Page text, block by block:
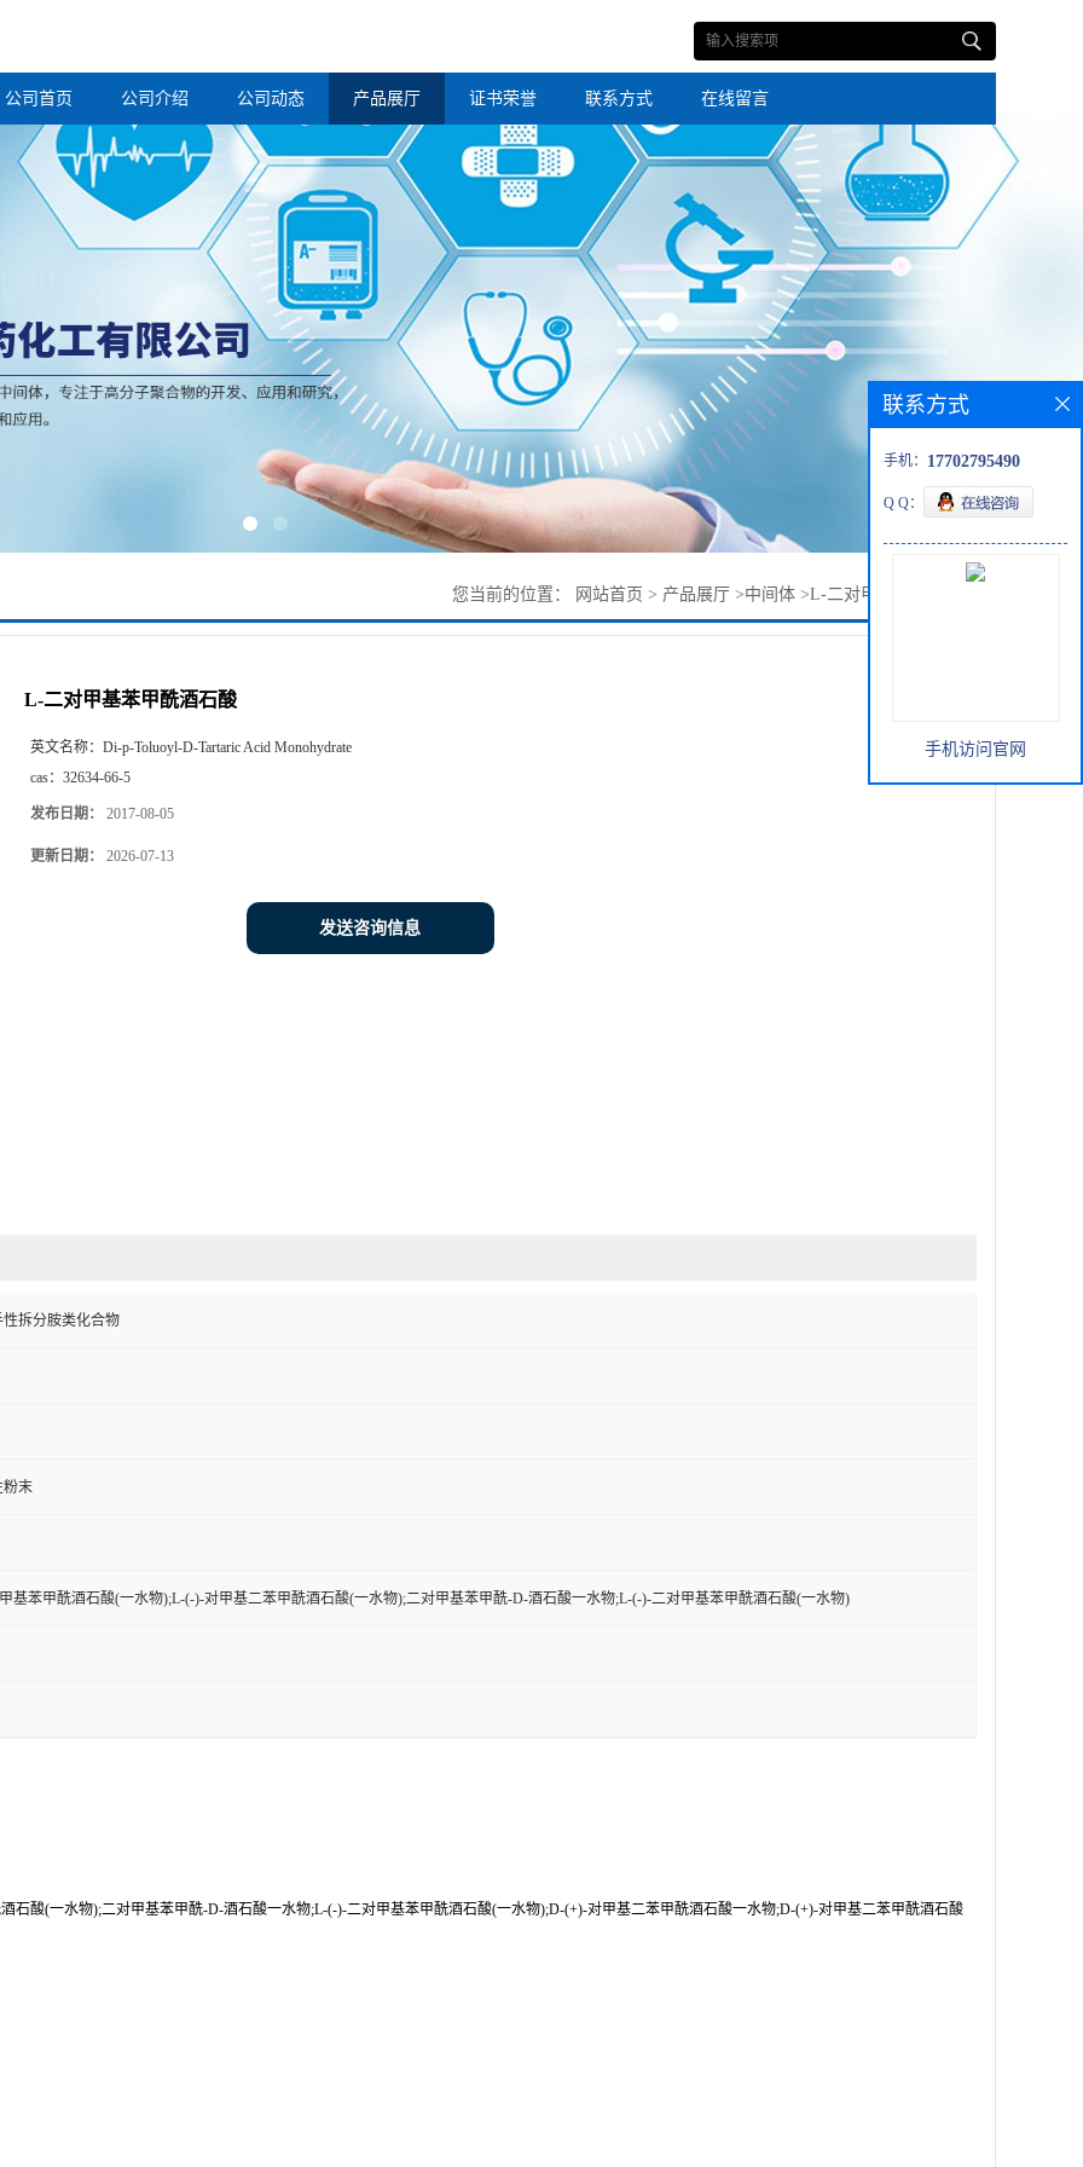
公司首页 公司介绍 公司动态 产品展厅 证书荣誉 联系方式 在线留言
您当前的位置： 网站首页 > 产品展厅 >中间体 >L-二对甲基苯甲酰酒石酸
L-二对甲基苯甲酰酒石酸
英文名称： Di-p-Toluoyl-D-Tartaric Acid Monohydrate
cas： 32634-66-5
发布日期： 2017-08-05
更新日期： 2026-07-13
发送咨询信息
拆分胺类化合物
粉末
基苯甲酰酒石酸(一水物);L-(-)-对甲基二苯甲酰酒石酸(一水物);二对甲基苯甲酰-D-酒石酸一水物;L-(-)-二对甲基苯甲酰酒石酸(一水物)
石酸(一水物);二对甲基苯甲酰-D-酒石酸一水物;L-(-)-二对甲基苯甲酰酒石酸(一水物);D-(+)-对甲基二苯甲酰酒石酸一水物;D-(+)-对甲基二苯甲酰酒石酸
联系方式
手机： 17702795490
Q Q：
手机访问官网